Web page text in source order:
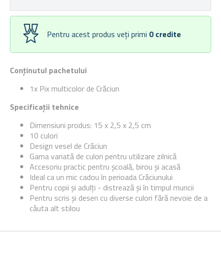
Conținutul pachetului
1x Pix multicolor de Crăciun
Specificații tehnice
Dimensiuni produs: 15 x 2,5 x 2,5 cm
10 culori
Design vesel de Crăciun
Gama variată de culori pentru utilizare zilnică
Accesoriu practic pentru școală, birou și acasă
Ideal ca un mic cadou în perioada Crăciunului
Pentru copii și adulți - distrează și în timpul muncii
Pentru scris și desen cu diverse culori fără nevoie de a
căuta alt stilou
Pentru acest produs veți primi 0 credite